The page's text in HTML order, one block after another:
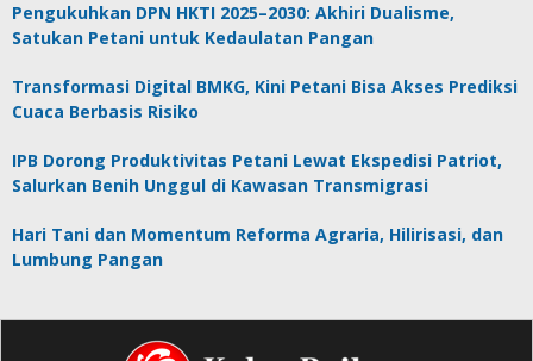
Pengukuhkan DPN HKTI 2025–2030: Akhiri Dualisme,
Satukan Petani untuk Kedaulatan Pangan
Transformasi Digital BMKG, Kini Petani Bisa Akses Prediksi
Cuaca Berbasis Risiko
IPB Dorong Produktivitas Petani Lewat Ekspedisi Patriot,
Salurkan Benih Unggul di Kawasan Transmigrasi
Hari Tani dan Momentum Reforma Agraria, Hilirisasi, dan
Lumbung Pangan